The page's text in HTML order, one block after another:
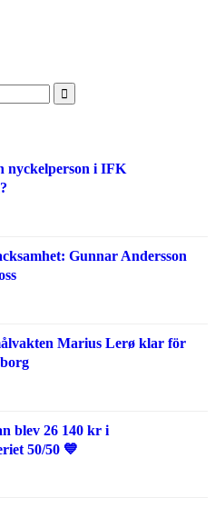
nyckelperson i IFK
Gunnar Andersson
Marius Lerø klar för
blev 26 140 kr i
50/50 💙